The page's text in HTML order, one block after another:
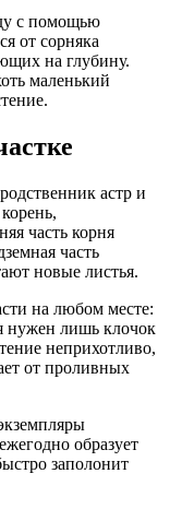
с помощью
от сорняка
на глубину.
маленький
астр и
часть корня
часть
новые листья.
на любом месте:
нужен лишь клочок
неприхотливо,
от проливных
образует
заполонит